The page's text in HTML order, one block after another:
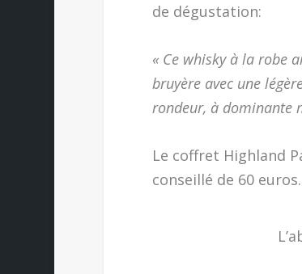
de dégustation:
« Ce whisky à la robe
bruyère avec une
rondeur, à dominante
Le coffret Highland
conseillé de 60 euros.